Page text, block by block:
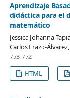
Aprendizaje
didáctica para el
matemático
Jessica Johanna
Carlos Erazo-
753-772
HTML